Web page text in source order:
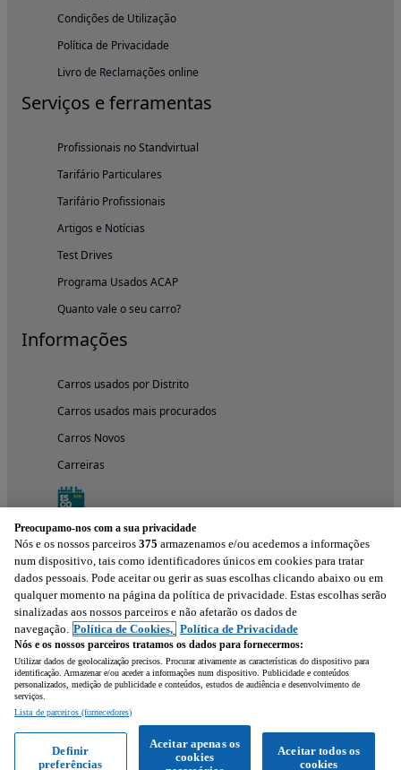
Condições de Utilização
Política de Privacidade
Livro de Reclamações online
Serviços e ferramentas
Profissionais no Standvirtual
Tarifário Particulares
Tarifário Profissionais
Artigos e Notícias
Test Drives
Programa Usados ACAP
Quanto vale o seu carro?
Informações
Carros usados por Distrito
Carros usados mais procurados
Carros Novos
Carreiras
Experimenta a aplicação
Preocupamo-nos com a sua privacidade
Nós e os nossos parceiros 375 armazenamos e/ou acedemos a informações
num dispositivo, tais como identificadores únicos em cookies para tratar
dados pessoais. Pode aceitar ou gerir as suas escolhas clicando abaixo ou em
qualquer momento na página da política de privacidade. Estas escolhas serão
sinalizadas aos nossos parceiros e não afetarão os dados de
navegação. Política de Cookies, Política de Privacidade
Nós e os nossos parceiros tratamos os dados para fornecermos:
Utilizar dados de geolocalização precisos. Procurar ativamente as características do dispositivo para
identificação. Armazenar e/ou aceder a informações num dispositivo. Publicidade e conteúdos
personalizados, medição de publicidade e conteúdos, estudos de audiência e desenvolvimento de
serviços.
Lista de parceiros (fornecedores)
Aceitar todos os
cookies
Aceitar apenas os
cookies
Definir
preferências